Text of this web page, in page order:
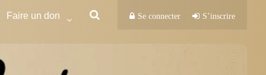
Faire un don Se connecter S’inscrire